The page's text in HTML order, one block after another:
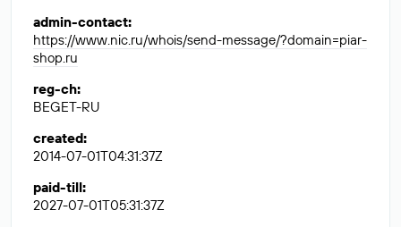
admin-contact:
https://www.nic.ru/whois/send-message/?domain=piar-
shop.ru
reg-ch:
BEGET-RU
created:
2014-07-01T04:31:37Z
paid-till:
2027-07-01T05:31:37Z